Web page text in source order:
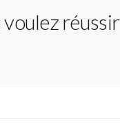
voulez réussir